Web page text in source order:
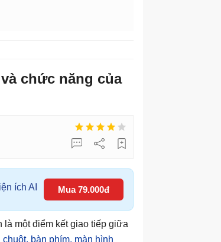
chức năng của
ích AI Mua 79.000đ
là một điểm kết giao tiếp giữa
chuột, bàn phím, màn hình